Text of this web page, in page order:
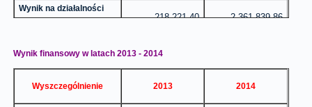
Wynik na działalności
gospodarczej
218 221,40 2 361 839,86
218 221,40
Wynik finansowy netto
1 737 457,85 1 495 482,86
Wynik finansowy w latach 2013 - 2014
Wyszczególnienie 2013 2014